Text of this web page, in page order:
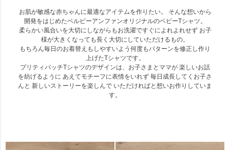
お肌が敏感な赤ちゃんに最適なアイテムを作りたい。 そんな想いから
開発をはじめたベルビーアンファンオリジナルのベビーTシャツ。
柔らかい風合いを大切にしながらもお洗濯ですぐによれよれせず お子
様が大きくなっても長く大切にしていただけるもの。
もちろん毎日のお着替えもしやすいよう何度もパターンを修正し作り
上げたTシャツです。
プリティパッチTシャツのデザインは、お子さまとママが 楽しいお話
を紡げるように あえてモチーフに表情をいれず 毎日成長してくお子さ
んと 新しいストーリーを楽しんで いただければと想いお作りしていま
す。